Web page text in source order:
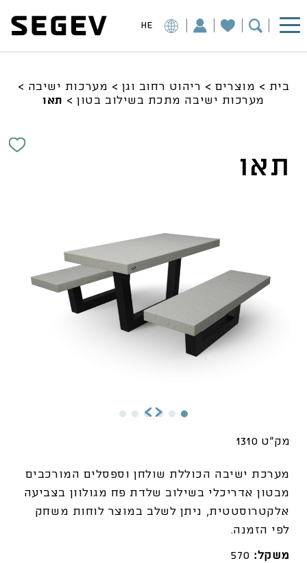
HE
בית > מוצרים > ריהוט רחוב וגן > מערכות ישיבה >
מערכות ישיבה מתכת בשילוב בטון> תאו
מק"ט 1310
מערכת ישיבה הכוללת שולחן וספסלים המורכבים
מבטון אדריכלי בשילוב שלדת פח מגולוון בצביעה
אלקטרוסטטית, ניתן לשלב במוצר לוחות משחק
לפי הזמנה.
משקל: 570
תאו